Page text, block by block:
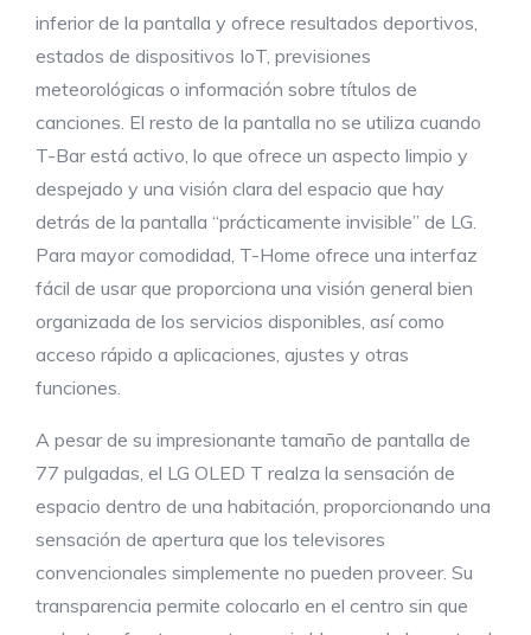
inferior de la pantalla y ofrece resultados deportivos,
estados de dispositivos IoT, previsiones
meteorológicas o información sobre títulos de
canciones. El resto de la pantalla no se utiliza cuando
T-Bar está activo, lo que ofrece un aspecto limpio y
despejado y una visión clara del espacio que hay
detrás de la pantalla “prácticamente invisible” de LG.
Para mayor comodidad, T-Home ofrece una interfaz
fácil de usar que proporciona una visión general bien
organizada de los servicios disponibles, así como
acceso rápido a aplicaciones, ajustes y otras
funciones.
A pesar de su impresionante tamaño de pantalla de
77 pulgadas, el LG OLED T realza la sensación de
espacio dentro de una habitación, proporcionando una
sensación de apertura que los televisores
convencionales simplemente no pueden proveer. Su
transparencia permite colocarlo en el centro sin que